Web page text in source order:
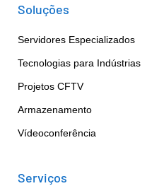
Soluções
Servidores Especializados
Tecnologias para Indústrias
Projetos CFTV
Armazenamento
Vídeoconferência
Serviços